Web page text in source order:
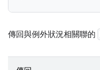
傳回與例外狀況相關聯的